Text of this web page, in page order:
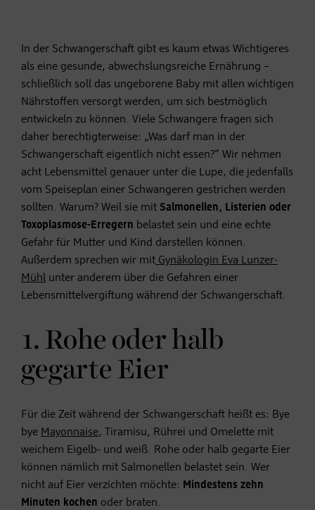
In der Schwangerschaft gibt es kaum etwas Wichtigeres
als eine gesunde, abwechslungsreiche Ernährung –
schließlich soll das ungeborene Baby mit allen wichtigen
Nährstoffen versorgt werden, um sich bestmöglich
entwickeln zu können. Viele Schwangere fragen sich
daher berechtigterweise: „Was darf man in der
Schwangerschaft eigentlich nicht essen?“ Wir nehmen
acht Lebensmittel genauer unter die Lupe, die jedenfalls
vom Speiseplan einer Schwangeren gestrichen werden
sollten. Warum? Weil sie mit Salmonellen, Listerien oder
Toxoplasmose-Erregern belastet sein und eine echte
Gefahr für Mutter und Kind darstellen können.
Außerdem sprechen wir mit Gynäkologin Eva Lunzer-
Mühl unter anderem über die Gefahren einer
Lebensmittelvergiftung während der Schwangerschaft.
1. Rohe oder halb
gegarte Eier
Für die Zeit während der Schwangerschaft heißt es: Bye
bye Mayonnaise, Tiramisu, Rührei und Omelette mit
weichem Eigelb- und weiß. Rohe oder halb gegarte Eier
können nämlich mit Salmonellen belastet sein. Wer
nicht auf Eier verzichten möchte: Mindestens zehn
Minuten kochen oder braten.